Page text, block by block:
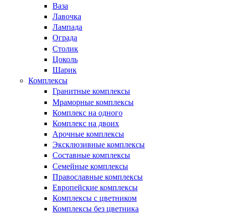
Ваза
Лавочка
Лампада
Ограда
Столик
Цоколь
Шарик
Комплексы
Гранитные комплексы
Мраморные комплексы
Комплекс на одного
Комплекс на двоих
Арочные комплексы
Эксклюзивные комплексы
Составные комплексы
Семейные комплексы
Православные комплексы
Европейские комплексы
Комплексы с цветником
Комплексы без цветника